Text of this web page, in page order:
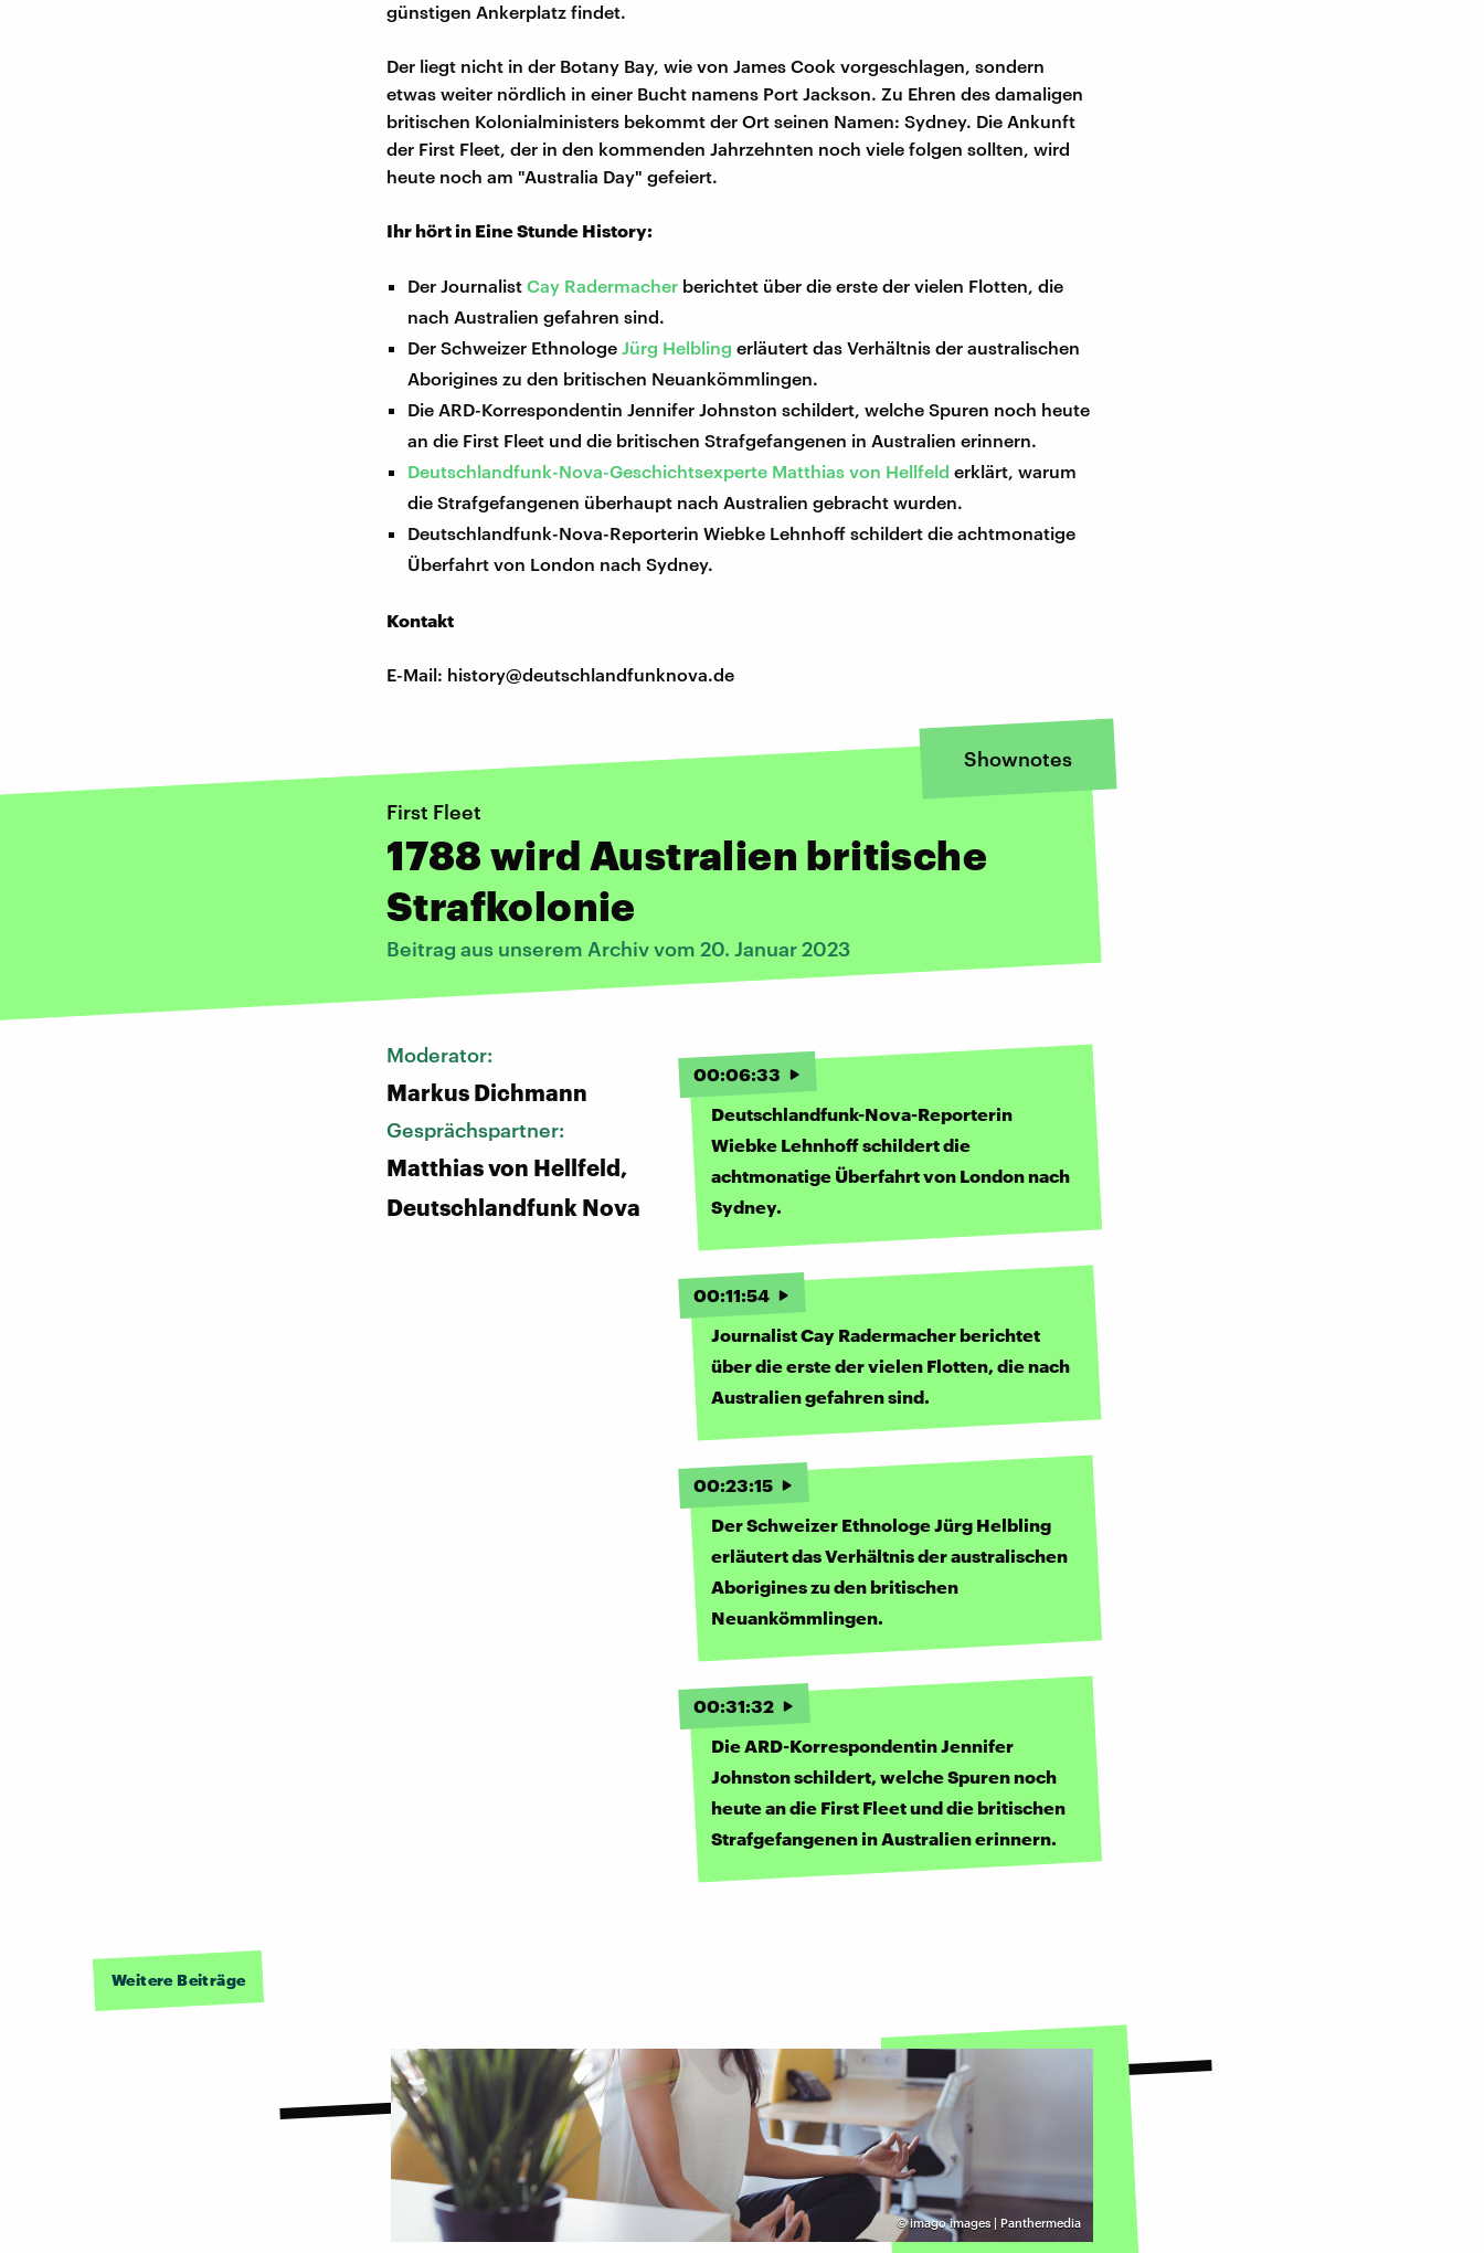
günstigen Ankerplatz findet.
Der liegt nicht in der Botany Bay, wie von James Cook vorgeschlagen, sondern
etwas weiter nördlich in einer Bucht namens Port Jackson. Zu Ehren des damaligen
britischen Kolonialministers bekommt der Ort seinen Namen: Sydney. Die Ankunft
der First Fleet, der in den kommenden Jahrzehnten noch viele folgen sollten, wird
heute noch am "Australia Day" gefeiert.
Ihr hört in Eine Stunde History:
Der JournalistCay Radermacher berichtet über die erste der vielen Flotten, die
nach Australien gefahren sind.
Der Schweizer EthnologeJürg Helbling erläutert das Verhältnis der australischen
Aborigines zu den britischen Neuankömmlingen.
Die ARD-Korrespondentin Jennifer Johnston schildert, welche Spuren noch heute
an die First Fleet und die britischen Strafgefangenen in Australien erinnern.
Deutschlandfunk-Nova-Geschichtsexperte Matthias von Hellfeld erklärt, warum
die Strafgefangenen überhaupt nach Australien gebracht wurden.
Deutschlandfunk-Nova-Reporterin Wiebke Lehnhoff schildert die achtmonatige
Überfahrt von London nach Sydney.
Kontakt
E-Mail: history@deutschlandfunknova.de
Shownotes
First Fleet
1788 wird Australien britische
Strafkolonie
Beitrag aus unserem Archiv vom 20. Januar 2023
Moderator:
Markus Dichmann
Gesprächspartner:
Matthias von Hellfeld,
Deutschlandfunk Nova
00:06:33
Deutschlandfunk-Nova-Reporterin
Wiebke Lehnhoff schildert die
achtmonatige Überfahrt von London nach
Sydney.
00:11:54
Journalist Cay Radermacher berichtet
über die erste der vielen Flotten, die nach
Australien gefahren sind.
00:23:15
Der Schweizer Ethnologe Jürg Helbling
erläutert das Verhältnis der australischen
Aborigines zu den britischen
Neuankömmlingen.
00:31:32
Die ARD-Korrespondentin Jennifer
Johnston schildert, welche Spuren noch
heute an die First Fleet und die britischen
Strafgefangenen in Australien erinnern.
Weitere Beiträge
©imago images | Panthermedia